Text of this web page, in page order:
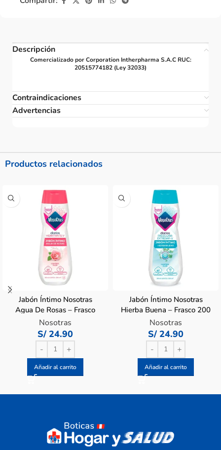
Descripción
Comercializado por Corporation Intherpharma S.A.C RUC:
20515774182 (Ley 32033)
Contraindicaciones
Advertencias
Productos relacionados
Jabón Íntimo Nosotras
Agua De Rosas – Frasco
200 ML
Nosotras
S/ 24.90
Añadir al carrito
Jabón Íntimo Nosotras
Hierba Buena – Frasco 200
ML
Nosotras
S/ 24.90
Añadir al carrito